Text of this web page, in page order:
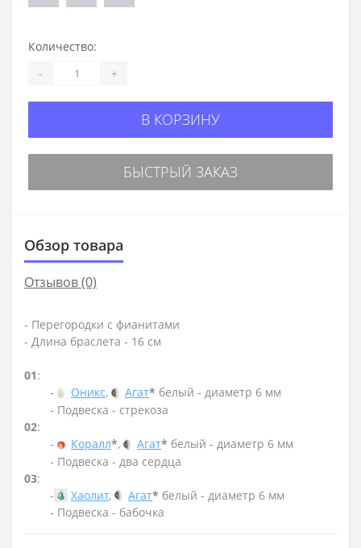
Количество:
- +
В КОРЗИНУ
БЫСТРЫЙ ЗАКАЗ
Обзор товара
Отзывов (0)
- Перегородки с фианитами
- Длина браслета - 16 см
01:
-
Оникс, Агат* белый - диаметр 6 мм
- Подвеска - стрекоза
02:
-
Коралл*, Агат* белый - диаметр 6 мм
- Подвеска - два сердца
03:
-
Хаолит, Агат* белый - диаметр 6 мм
- Подвеска - бабочка